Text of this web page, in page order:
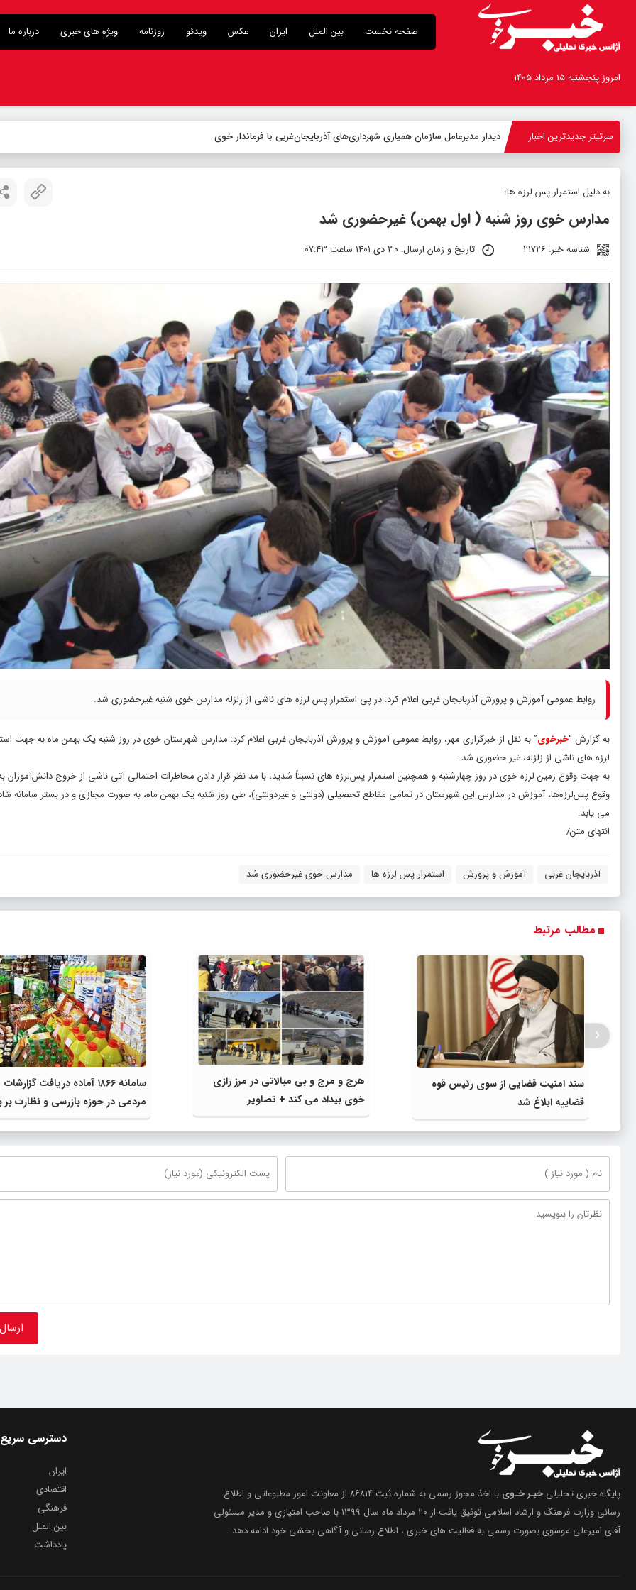
صفحه نخست بین الملل ایران عکس ویدئو روزنامه ویژه های خبری درباره ما
امروز پنجشنبه ۱۵ مرداد ۱۴۰۵
سرتیتر جدیدترین اخبار -
به دلیل استمرار پس لرزه ها؛
مدارس خوی روز شنبه ( اول بهمن) غیرحضوری شد
شناسه خبر: 21726 تاریخ و زمان ارسال: 30 دی 1401 ساعت 07:43
روابط عمومی آموزش و پرورش آذربایجان غربی اعلام کرد: در پی استمرار پس لرزه های ناشی از زلزله مدارس خوی شنبه غیرحضوری شد.
به گزارش “خبرخوی” به نقل از خبرگزاری مهر، روابط عمومی آموزش و پرورش آذربایجان غربی اعلام کرد: مدارس شهرستان خوی در روز شنبه یک بهمن ماه به جهت
لرزه های ناشی از زلزله، غیر حضوری شد.
به جهت وقوع زمین لرزه خوی در روز چهارشنبه و همچنین استمرار پس‌لرزه های نسبتاً شدید، با مد نظر قرار دادن مخاطرات احتمالی آتی ناشی از خروج دانش‌آموزان
وقوع پس‌لرزه‌ها، آموزش در مدارس این شهرستان در تمامی مقاطع تحصیلی (دولتی و غیردولتی)، طی روز شنبه یک بهمن ماه، به صورت مجازی و در بستر سامانه
می یابد.
انتهای متن/
آذربایجان غربی آموزش و پرورش استمرار پس لرزه ها مدارس خوی غیرحضوری شد
مطالب مرتبط
سند امنیت قضایی از سوی رئیس قوه
قضاییه ابلاغ شد
هرج و مرج و بی مبالاتی در مرز رازی
خوی بیداد می کند + تصاویر
سامانه ۱۸۶۶ آماده دریافت گزارشات
مردمی در حوزه بازرسی و نظارت بر
کالا‌های اساسی
‹
پایگاه خبری تحلیلی خبـر خـوی
با اخذ مجوز رسمی به شماره ثبت ۸۶۸۱۴ از معاونت امور مطبوعاتی و اطلاع
رسانی وزارت فرهنگ و ارشاد اسلامی توفیق یافت از ۲۰ مرداد ماه سال ۱۳۹۹ با صاحب امتیازی و مدیر مسئولی
آقای امیرعلی موسوی بصورت رسمی به فعالیت های خبری ، اطلاع رسانی و آگاهی بخشیِ خود ادامه دهد .
دسترسی سریع
ایران
اقتصادی
فرهنگی
بین الملل
یادداشت